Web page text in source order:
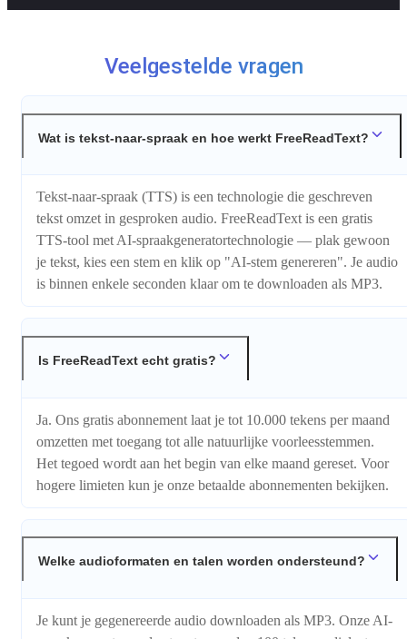
Veelgestelde vragen
Wat is tekst-naar-spraak en hoe werkt FreeReadText?
Tekst-naar-spraak (TTS) is een technologie die geschreven
tekst omzet in gesproken audio. FreeReadText is een gratis
TTS-tool met AI-spraakgeneratortechnologie — plak gewoon
je tekst, kies een stem en klik op "AI-stem genereren". Je audio
is binnen enkele seconden klaar om te downloaden als MP3.
Is FreeReadText echt gratis?
Ja. Ons gratis abonnement laat je tot 10.000 tekens per maand
omzetten met toegang tot alle natuurlijke voorleesstemmen.
Het tegoed wordt aan het begin van elke maand gereset. Voor
hogere limieten kun je onze betaalde abonnementen bekijken.
Welke audioformaten en talen worden ondersteund?
Je kunt je gegenereerde audio downloaden als MP3. Onze AI-